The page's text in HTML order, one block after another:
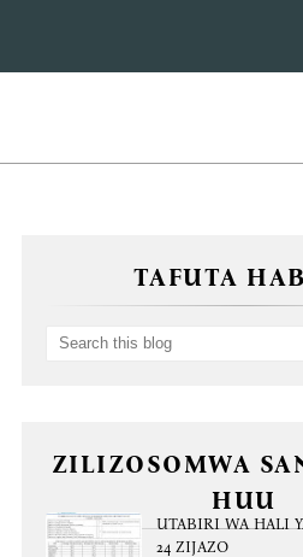
TAFUTA
ZILIZOSOMWA
HUU
UTABIRI WA HALI
24 ZIJAZO